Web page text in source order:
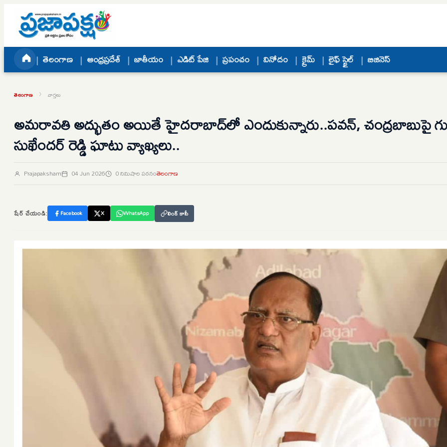
Skip to content
తెలంగాణ ఆంధ్రప్రదేశ్ జాతీయం ఎడిట్ పేజి ప్రపంచం వినోదం క్రైమ్ లైఫ్ స్టైల్ బిజినెస్
తెలంగాణ › వార్తలు
అమరావతి అద్భుతం అయితే హైదరాబాద్‌లో ఎందుకున్నారు..పవన్, చంద్రబాబుపై
సుఖేందర్ రెడ్డి ఘాటు వ్యాఖ్యలు..
Prajapaksham 04 Jun 2026 0 నిమిషాల పఠనంతెలంగాణ
షేర్ చేయండి: Facebook X WhatsApp లింక్ కాపీ